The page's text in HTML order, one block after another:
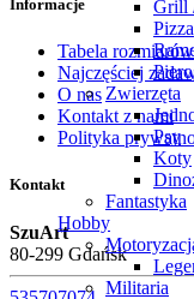
Grill
Pizza
Zwierzęta
Psy
Koty
Fantastyka
Hobby
Militaria
Informacje
Tabela rozmiarów
Najczęściej
O nas
Kontakt z nami
Polityka
Kontakt
SzuArt
80-299 Gdańsk